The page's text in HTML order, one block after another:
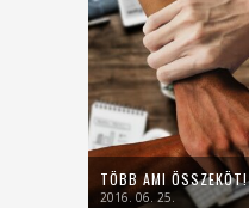
TÖBB AMI ÖSSZEKÖT!
2016. 06. 25.